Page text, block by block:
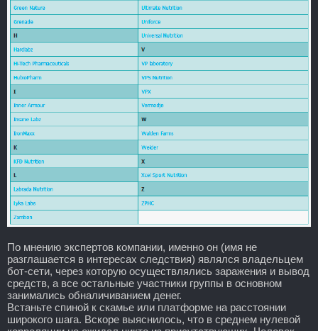
По мнению экспертов компании, именно он (имя не
разглашается в интересах следствия) являлся владельцем
бот-сети, через которую осуществлялись заражения и вывод
средств, а все остальные участники группы в основном
занимались обналичиванием денег.
Встаньте спиной к скамье или платформе на расстоянии
широкого шага. Вскоре выяснилось, что в среднем нулевой